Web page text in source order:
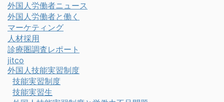
外国人労働者ニュース
外国人労働者と働く
マーケティング
人材採用
診療圏調査レポート
jitco
外国人技能実習制度
技能実習制度
技能実習生